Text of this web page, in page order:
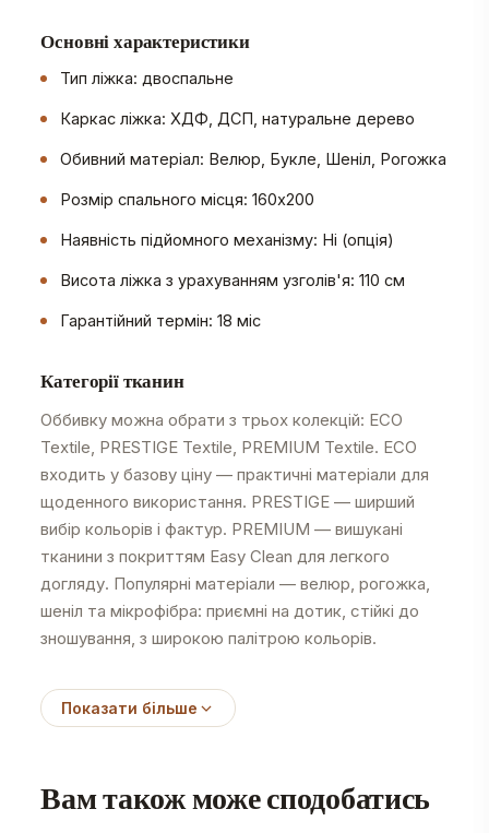
Основні характеристики
Тип ліжка: двоспальне
Каркас ліжка: ХДФ, ДСП, натуральне дерево
Обивний матеріал: Велюр, Букле, Шеніл, Рогожка
Розмір спального місця: 160х200
Наявність підйомного механізму: Ні (опція)
Висота ліжка з урахуванням узголів'я: 110 см
Гарантійний термін: 18 міс
Категорії тканин
Оббивку можна обрати з трьох колекцій: ECO
Textile, PRESTIGE Textile, PREMIUM Textile. ECO
входить у базову ціну — практичні матеріали для
щоденного використання. PRESTIGE — ширший
вибір кольорів і фактур. PREMIUM — вишукані
тканини з покриттям Easy Clean для легкого
догляду. Популярні матеріали — велюр, рогожка,
шеніл та мікрофібра: приємні на дотик, стійкі до
зношування, з широкою палітрою кольорів.
Показати більше
Вам також може сподобатись